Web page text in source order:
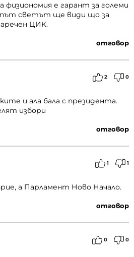
физиономия е гарант за големи
път светът ще види що за
ЦИК.
отговор
2 0
и ала бала с президента.
избори
отговор
1 1
а Парламент Ново Начало.
отговор
0 0